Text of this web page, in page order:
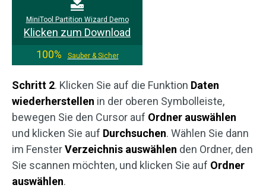
MiniTool Partition Wizard Demo
Klicken zum Download
100%
Sauber & Sicher
Schritt 2. Klicken Sie auf die Funktion Daten
wiederherstellen in der oberen Symbolleiste,
bewegen Sie den Cursor auf Ordner auswählen
und klicken Sie auf Durchsuchen. Wählen Sie dann
im FensterVerzeichnis auswählen den Ordner, den
Sie scannen möchten, und klicken Sie auf Ordner
auswählen.